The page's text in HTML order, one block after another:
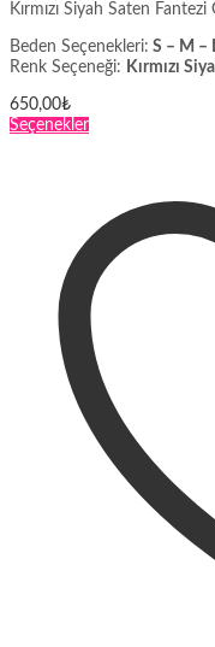
Kırmızı Siyah Saten Fantezi
Beden Seçenekleri: S – M –
Renk Seçeneği: Kırmızı
650,00₺
SeçeneklerBu
varyasyonu
var.
Seçenekler
ürün
sayfasından
seçilebilir